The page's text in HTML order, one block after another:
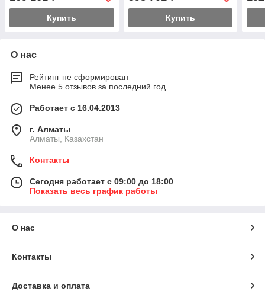
Купить Купить
О нас
Рейтинг не сформирован
Менее 5 отзывов за последний год
Работает с 16.04.2013
г. Алматы
Алматы, Казахстан
Контакты
Сегодня работает с 09:00 до 18:00
Показать весь график работы
О нас
Контакты
Доставка и оплата